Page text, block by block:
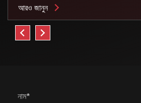
আরও জানুন
নাম*